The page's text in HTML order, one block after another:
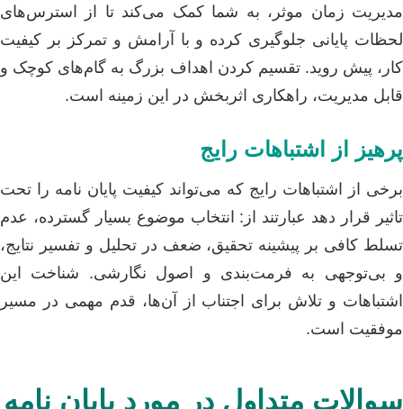
مدیریت زمان موثر، به شما کمک می‌کند تا از استرس‌های
لحظات پایانی جلوگیری کرده و با آرامش و تمرکز بر کیفیت
کار، پیش روید. تقسیم کردن اهداف بزرگ به گام‌های کوچک و
قابل مدیریت، راهکاری اثربخش در این زمینه است.
پرهیز از اشتباهات رایج
برخی از اشتباهات رایج که می‌تواند کیفیت پایان نامه را تحت
تاثیر قرار دهد عبارتند از: انتخاب موضوع بسیار گسترده، عدم
تسلط کافی بر پیشینه تحقیق، ضعف در تحلیل و تفسیر نتایج،
و بی‌توجهی به فرمت‌بندی و اصول نگارشی. شناخت این
اشتباهات و تلاش برای اجتناب از آن‌ها، قدم مهمی در مسیر
موفقیت است.
سوالات متداول در مورد پایان نامه